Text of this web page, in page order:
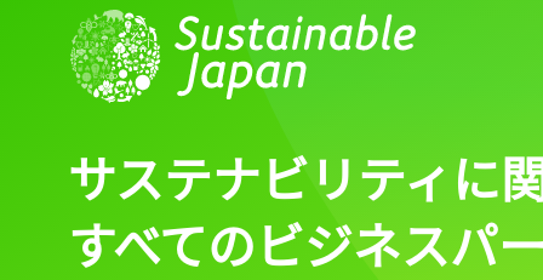
サステナビリティに
すべてのビジネスパ